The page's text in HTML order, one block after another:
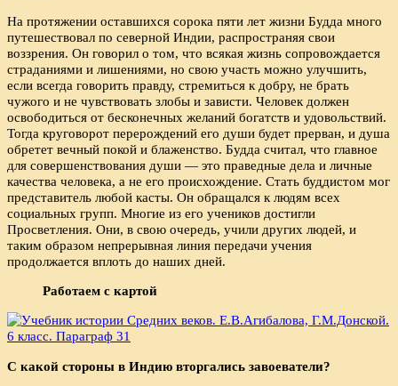
На протяжении оставшихся сорока пяти лет жизни Будда много
путешествовал по северной Индии, распространяя свои
воззрения. Он говорил о том, что всякая жизнь сопровождается
страданиями и лишениями, но свою участь можно улучшить,
если всегда говорить правду, стремиться к добру, не брать
чужого и не чувствовать злобы и зависти. Человек должен
освободиться от бесконечных желаний богатств и удовольствий.
Тогда круговорот перерождений его души будет прерван, и душа
обретет вечный покой и блаженство. Будда считал, что главное
для совершенствования души — это праведные дела и личные
качества человека, а не его происхождение. Стать буддистом мог
представитель любой касты. Он обращался к людям всех
социальных групп. Многие из его учеников достигли
Просветления. Они, в свою очередь, учили других людей, и
таким образом непрерывная линия передачи учения
продолжается вплоть до наших дней.
Работаем с картой
С какой стороны в Индию вторгались завоеватели?